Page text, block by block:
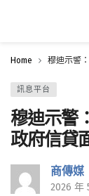
Home 穆迪示警
訊息平台
穆迪示警
政府信貸
商傳媒
2026 年